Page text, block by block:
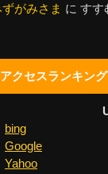
がみさま に すす
アクセスランキング
bing
Google
Yahoo